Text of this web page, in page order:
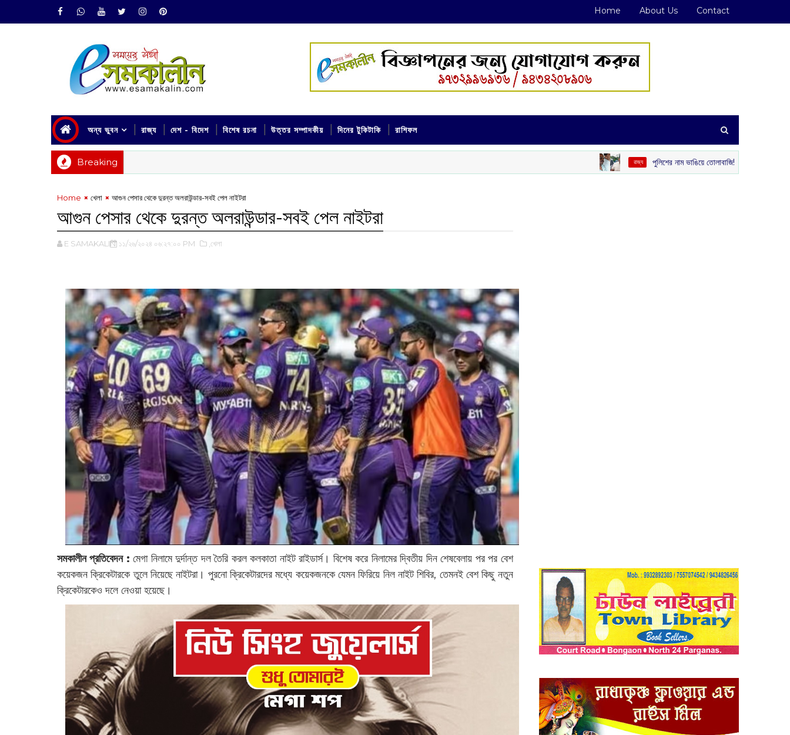
Home About Us Contact
অন্য ভুবন রাজ্য দেশ - বিদেশ বিশেষ রচনা উত্তর সম্পাদকীয় দিনের টুকিটাকি রাশিফল
Breaking পুলিশের নাম ভাঙিয়ে তোলাবাজি! পেট্রাপোল সীমান্ত এলাকা থেকে
Home খেলা আগুন পেসার থেকে দুরন্ত অলরাউন্ডার-সবই পেল নাইটরা
আগুন পেসার থেকে দুরন্ত অলরাউন্ডার-সবই পেল নাইটরা
E SAMAKALIN ১১/২৬/২০২৪ ০৬:২৭:০০ PM ,খেলা
সমকালীন প্রতিবেদন : মেগা নিলামে দুর্দান্ত দল তৈরি করল কলকাতা নাইট রাইডার্স। বিশেষ করে নিলামের দ্বিতীয় দিন শেষবেলায় পর পর বেশ
কয়েকজন ক্রিকেটারকে তুলে নিয়েছে নাইটরা। পুরনো ক্রিকেটারদের মধ্যে কয়েকজনকে যেমন ফিরিয়ে নিল নাইট শিবির, তেমনই বেশ কিছু নতুন
ক্রিকেটারকেও দলে নেওয়া হয়েছে।